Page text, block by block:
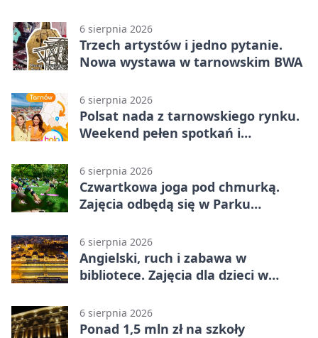
6 sierpnia 2026
Trzech artystów i jedno pytanie.
Nowa wystawa w tarnowskim BWA
6 sierpnia 2026
Polsat nada z tarnowskiego rynku.
Weekend pełen spotkań i
6 sierpnia 2026
Czwartkowa joga pod chmurką.
Zajęcia odbędą się w Parku
6 sierpnia 2026
Angielski, ruch i zabawa w
bibliotece. Zajęcia dla dzieci w
6 sierpnia 2026
Ponad 1,5 mln zł na szkoły